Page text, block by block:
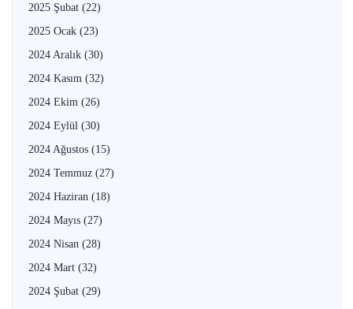
2025 Şubat (22)
2025 Ocak (23)
2024 Aralık (30)
2024 Kasım (32)
2024 Ekim (26)
2024 Eylül (30)
2024 Ağustos (15)
2024 Temmuz (27)
2024 Haziran (18)
2024 Mayıs (27)
2024 Nisan (28)
2024 Mart (32)
2024 Şubat (29)